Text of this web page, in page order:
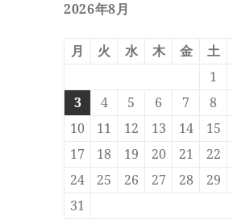
2026年8月
月 火 水 木 金 土
1
3
4 5 6 7 8
10
11 12 13 14 15
17
18 19 20 21 22
24
25 26 27 28 29
31